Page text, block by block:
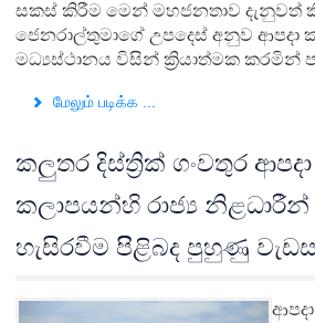
සකස් කිරීම මෙන් මහජනතාව දැනුවත්
ජෙනරාල්තුමාගේ උපදෙස් අනුව
මධ්‍යස්ථානය විසින් ක්‍රියාත්මක කරමින්
மேலும் படிக்க ...
කලුතර දිස්ත්‍රික් ගංවතුර
කලාපයන්හි රාජ්‍ය
හැසිරවීම පිිළිබද පුහුණු